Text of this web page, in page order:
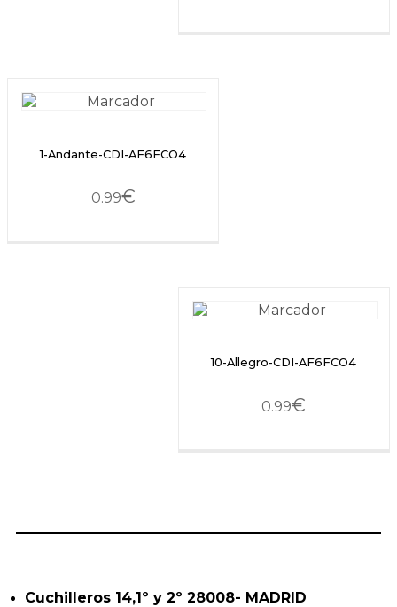
1-Andante-CDI-AF6FCO4
0.99€
10-Allegro-CDI-AF6FCO4
0.99€
Cuchilleros 14,1º y 2º 28008- MADRID